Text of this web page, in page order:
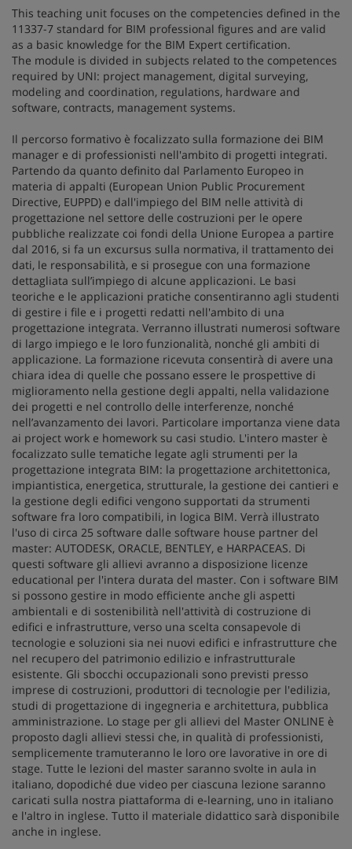
This teaching unit focuses on the competencies defined in the
11337-7 standard for BIM professional figures and are valid
as a basic knowledge for the BIM Expert certification.
The module is divided in subjects related to the competences
required by UNI: project management, digital surveying,
modeling and coordination, regulations, hardware and
software, contracts, management systems.
Il percorso formativo è focalizzato sulla formazione dei BIM
manager e di professionisti nell'ambito di progetti integrati.
Partendo da quanto definito dal Parlamento Europeo in
materia di appalti (European Union Public Procurement
Directive, EUPPD) e dall'impiego del BIM nelle attività di
progettazione nel settore delle costruzioni per le opere
pubbliche realizzate coi fondi della Unione Europea a partire
dal 2016, si fa un excursus sulla normativa, il trattamento dei
dati, le responsabilità, e si prosegue con una formazione
dettagliata sull’impiego di alcune applicazioni. Le basi
teoriche e le applicazioni pratiche consentiranno agli studenti
di gestire i file e i progetti redatti nell'ambito di una
progettazione integrata. Verranno illustrati numerosi software
di largo impiego e le loro funzionalità, nonché gli ambiti di
applicazione. La formazione ricevuta consentirà di avere una
chiara idea di quelle che possano essere le prospettive di
miglioramento nella gestione degli appalti, nella validazione
dei progetti e nel controllo delle interferenze, nonché
nell’avanzamento dei lavori. Particolare importanza viene data
ai project work e homework su casi studio. L'intero master è
focalizzato sulle tematiche legate agli strumenti per la
progettazione integrata BIM: la progettazione architettonica,
impiantistica, energetica, strutturale, la gestione dei cantieri e
la gestione degli edifici vengono supportati da strumenti
software fra loro compatibili, in logica BIM. Verrà illustrato
l'uso di circa 25 software dalle software house partner del
master: AUTODESK, ORACLE, BENTLEY, e HARPACEAS. Di
questi software gli allievi avranno a disposizione licenze
educational per l'intera durata del master. Con i software BIM
si possono gestire in modo efficiente anche gli aspetti
ambientali e di sostenibilità nell'attività di costruzione di
edifici e infrastrutture, verso una scelta consapevole di
tecnologie e soluzioni sia nei nuovi edifici e infrastrutture che
nel recupero del patrimonio edilizio e infrastrutturale
esistente. Gli sbocchi occupazionali sono previsti presso
imprese di costruzioni, produttori di tecnologie per l'edilizia,
studi di progettazione di ingegneria e architettura, pubblica
amministrazione. Lo stage per gli allievi del Master ONLINE è
proposto dagli allievi stessi che, in qualità di professionisti,
semplicemente tramuteranno le loro ore lavorative in ore di
stage. Tutte le lezioni del master saranno svolte in aula in
italiano, dopodiché due video per ciascuna lezione saranno
caricati sulla nostra piattaforma di e-learning, uno in italiano
e l'altro in inglese. Tutto il materiale didattico sarà disponibile
anche in inglese.